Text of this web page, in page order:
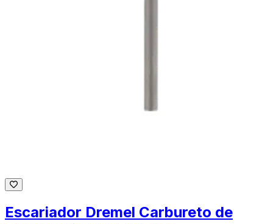
Escariador Dremel Carbureto de